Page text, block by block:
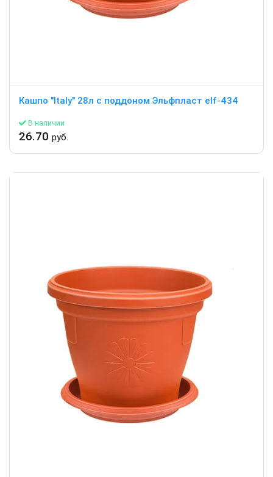
Кашпо "Italy" 28л c поддоном Эльфпласт elf-434
В наличии
26.70 руб.